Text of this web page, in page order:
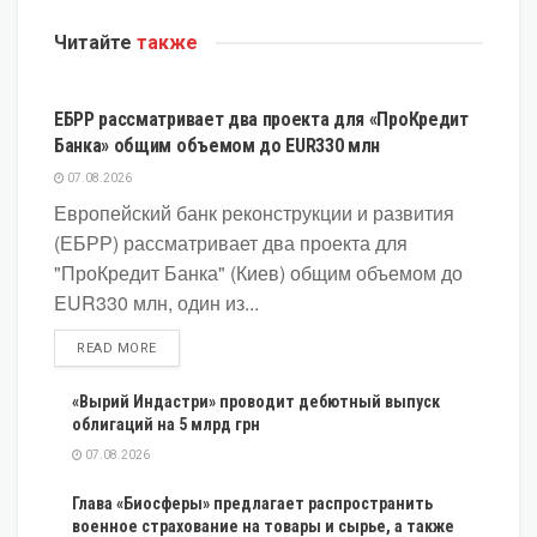
Читайте также
ЕБРР рассматривает два проекта для «ПроКредит
Банка» общим объемом до EUR330 млн
07.08.2026
Европейский банк реконструкции и развития
(ЕБРР) рассматривает два проекта для
"ПроКредит Банка" (Киев) общим объемом до
EUR330 млн, один из...
READ MOREDETAILS
«Вырий Индастри» проводит дебютный выпуск
облигаций на 5 млрд грн
07.08.2026
Глава «Биосферы» предлагает распространить
военное страхование на товары и сырье, а также